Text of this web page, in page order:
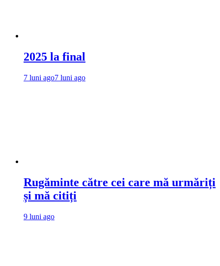
2025 la final
7 luni ago7 luni ago
Rugăminte către cei care mă urmăriți
și mă citiți
9 luni ago